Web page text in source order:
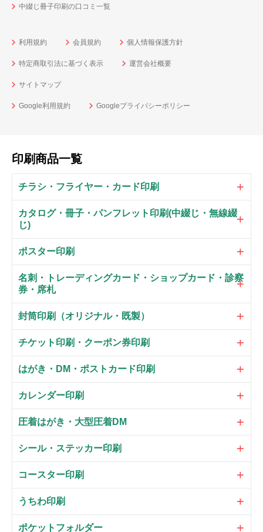
中綴じ冊子印刷の口コミ一覧
利用規約 会員規約 個人情報保護方針
特定商取引法に基づく表示 運営会社概要
サイトマップ
Google利用規約 Googleプライバシーポリシー
印刷商品一覧
チラシ・フライヤー・カード印刷
カタログ・冊子・パンフレット印刷(中綴じ・無線綴
じ)
ポスター印刷
名刺・トレーディングカード・ショップカード・診察
券・席札
封筒印刷（オリジナル・既製）
チケット印刷・クーポン券印刷
はがき・DM・ポストカード印刷
カレンダー印刷
圧着はがき・大型圧着DM
シール・ステッカー印刷
コースター印刷
うちわ印刷
ポケットフォルダー